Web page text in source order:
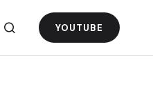
YOUTUBE